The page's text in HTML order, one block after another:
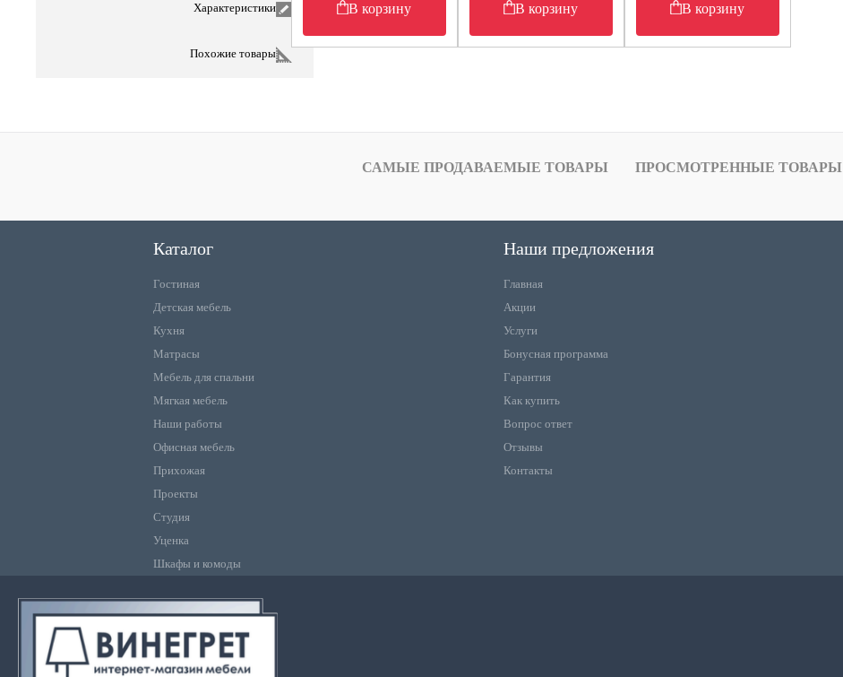
Характеристики
Похожие товары
В корзину В корзину В корзину
САМЫЕ ПРОДАВАЕМЫЕ ТОВАРЫ ПРОСМОТРЕННЫЕ ТОВАРЫ
Каталог
Гостиная
Детская мебель
Кухня
Матрасы
Мебель для спальни
Мягкая мебель
Наши работы
Офисная мебель
Прихожая
Проекты
Студия
Уценка
Шкафы и комоды
Наши предложения
Главная
Акции
Услуги
Бонусная программа
Гарантия
Как купить
Вопрос ответ
Отзывы
Контакты